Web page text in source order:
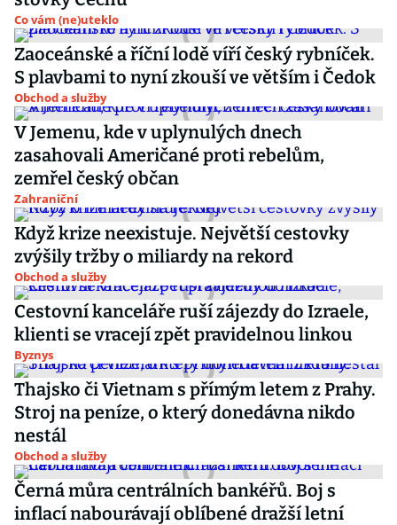
Co vám (ne)uteklo
Zaoceánské a říční lodě víří český rybníček.
S plavbami to nyní zkouší ve větším i Čedok
Obchod a služby
V Jemenu, kde v uplynulých dnech
zasahovali Američané proti rebelům,
zemřel český občan
Zahraniční
Když krize neexistuje. Největší cestovky
zvýšily tržby o miliardy na rekord
Obchod a služby
Cestovní kanceláře ruší zájezdy do Izraele,
klienti se vracejí zpět pravidelnou linkou
Byznys
Thajsko či Vietnam s přímým letem z Prahy.
Stroj na peníze, o který donedávna nikdo
nestál
Obchod a služby
Černá můra centrálních bankéřů. Boj s
inflací nabourávají oblíbené dražší letní